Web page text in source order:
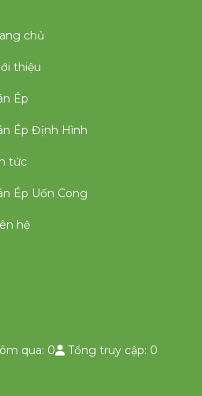
chủ
thiệu
Ép
Ép Định Hình
tức
Ép Uốn Cong
hệ
qua: 0 Tổng truy cập: 0